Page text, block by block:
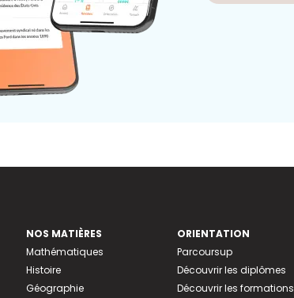
NOS MATIÈRES
Mathématiques
Histoire
Géographie
ORIENTATION
Parcoursup
Découvrir les diplômes
Découvrir les formations